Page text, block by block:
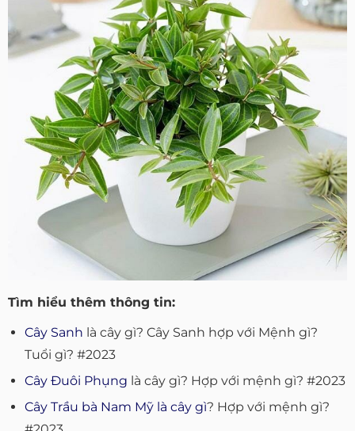
Tìm hiểu thêm thông tin:
Cây Sanh là cây gì? Cây Sanh hợp với Mệnh gì?
Tuổi gì? #2023
Cây Đuôi Phụng là cây gì? Hợp với mệnh gì? #2023
Cây Trầu bà Nam Mỹ là cây gì? Hợp với mệnh gì?